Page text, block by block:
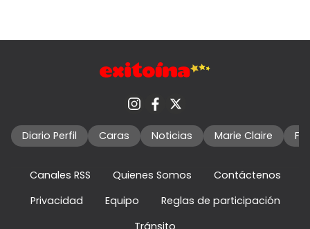
Diario Perfil Caras Noticias Marie Claire
Canales RSS Quienes Somos
Contáctenos
Privacidad
Equipo
Reglas de participación
Tránsito